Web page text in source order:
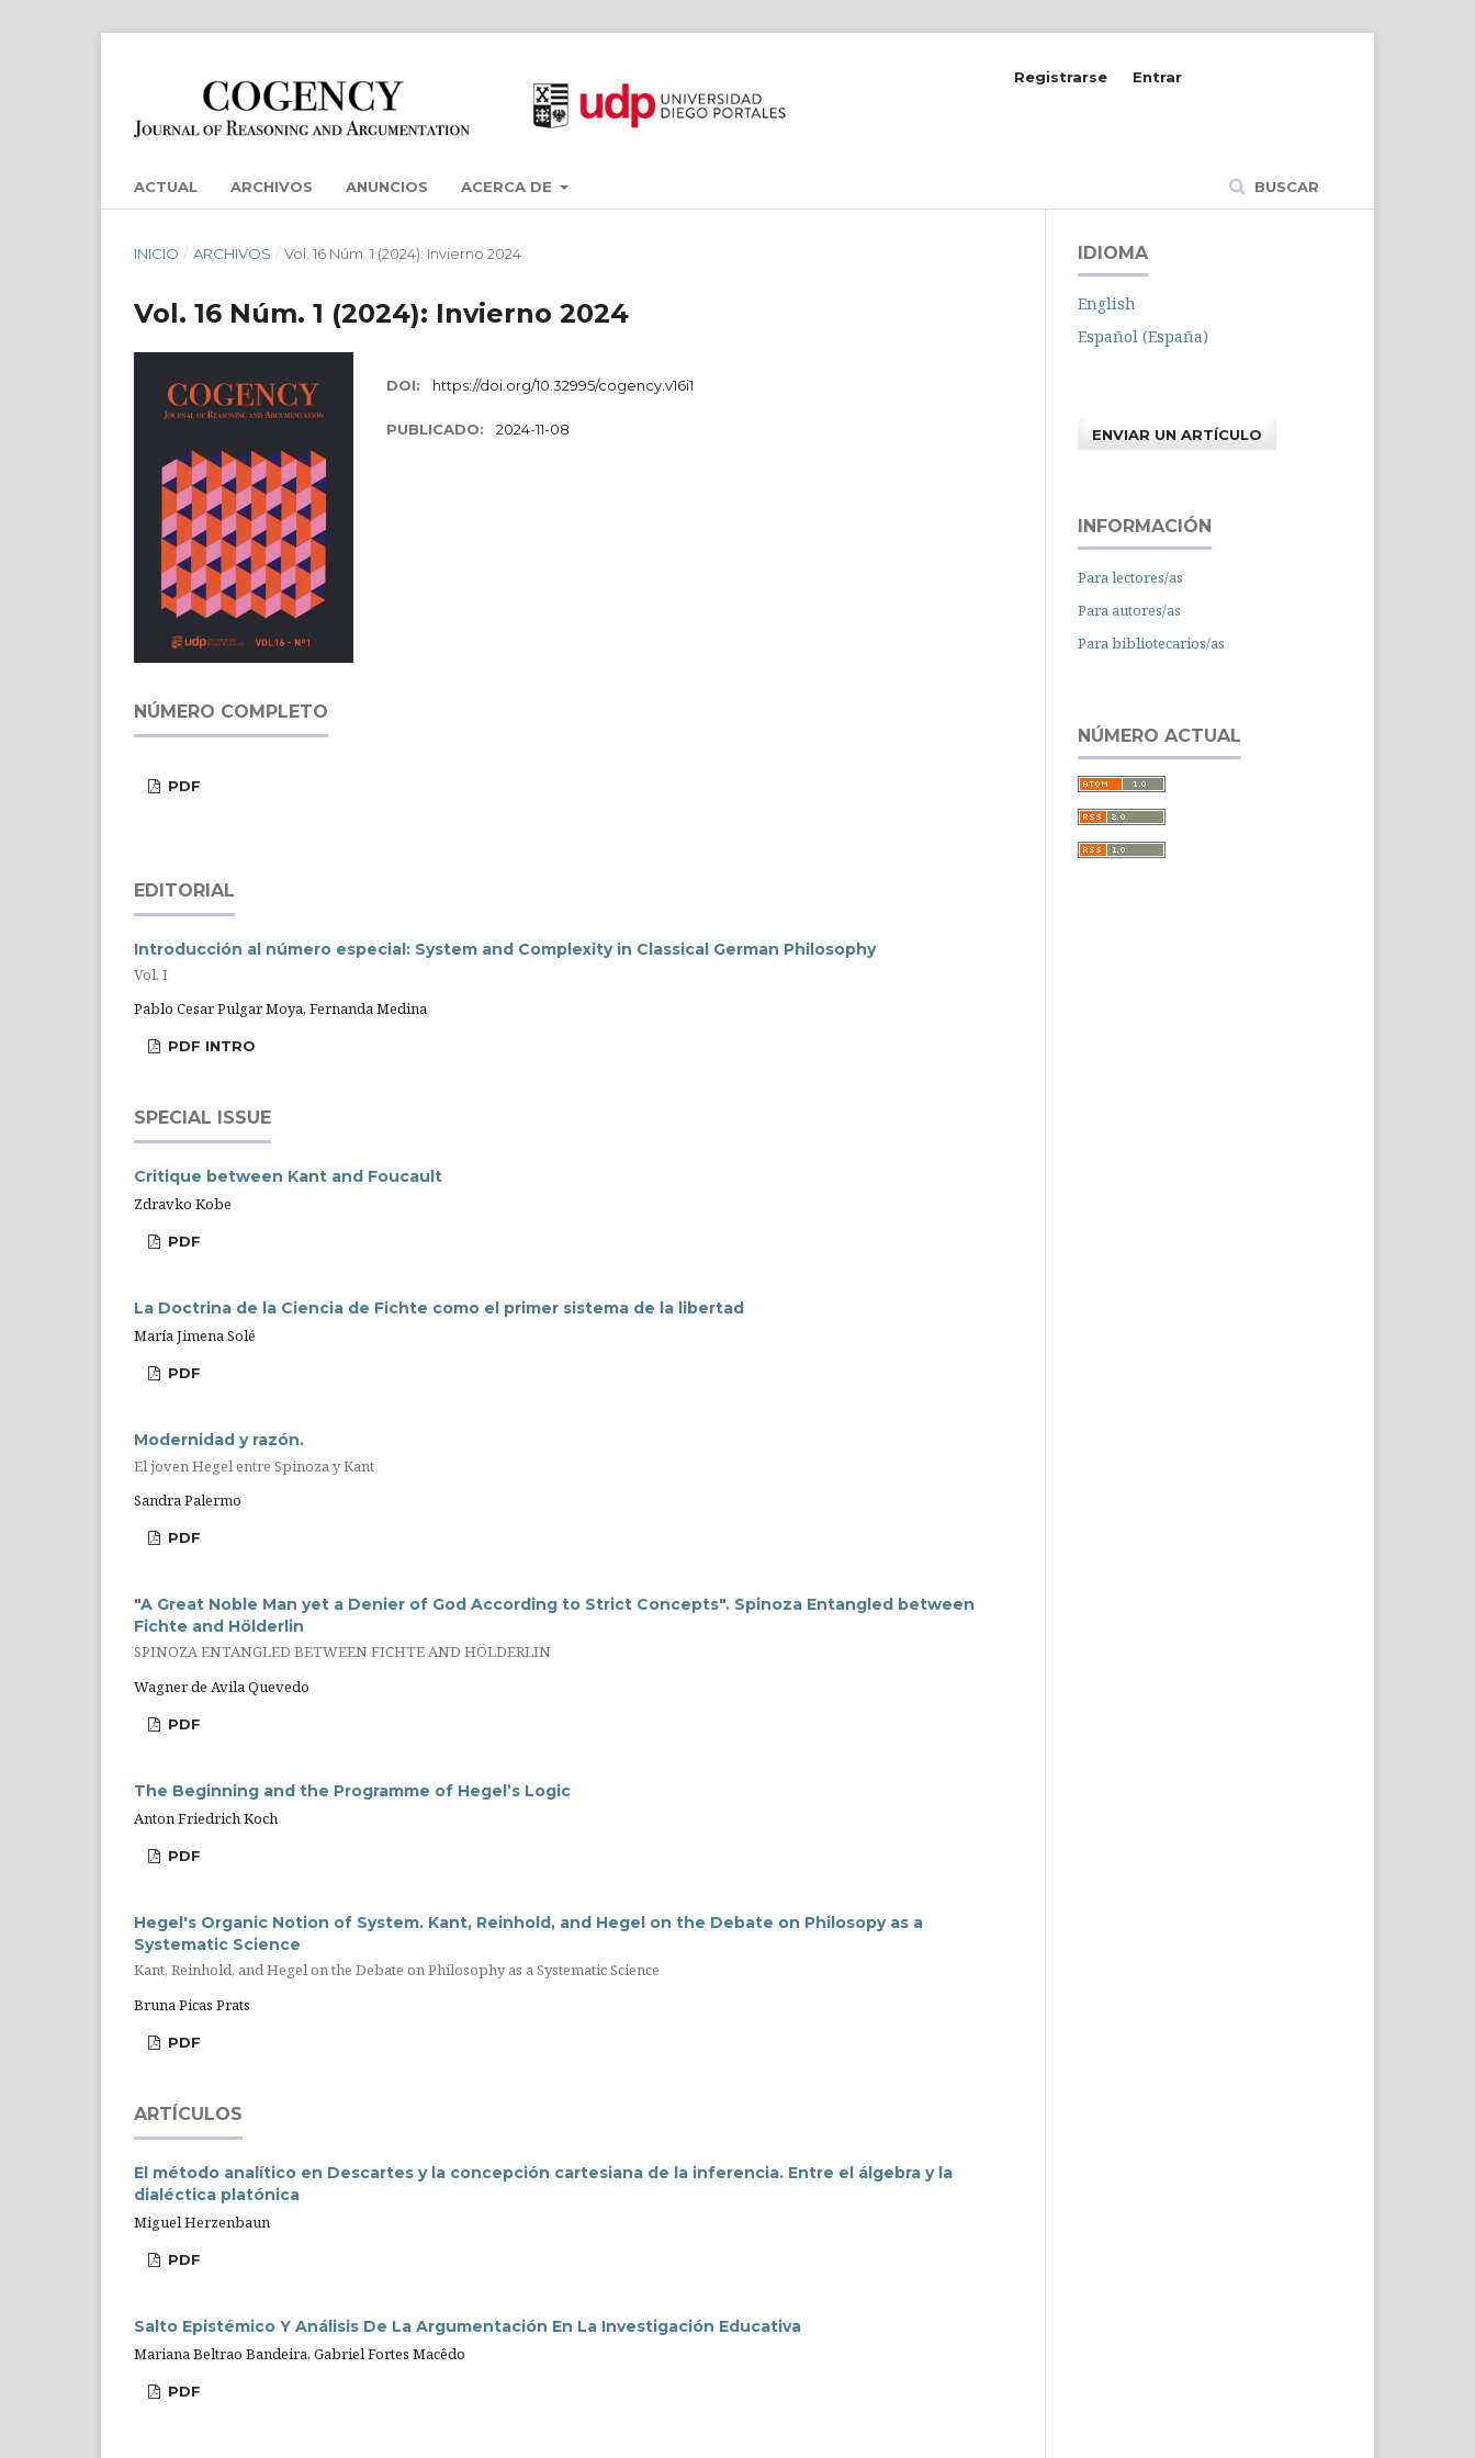
ACTUAL ARCHIVOS ANUNCIOS ACERCA DE BUSCAR
Registrarse Entrar
INICIO / ARCHIVOS / Vol. 16 Núm. 1 (2024): Invierno 2024
Vol. 16 Núm. 1 (2024): Invierno 2024
DOI: https://doi.org/10.32995/cogency.v16i1
PUBLICADO: 2024-11-08
NÚMERO COMPLETO
PDF
EDITORIAL
Introducción al número especial: System and Complexity in Classical German Philosophy
Vol. I
Pablo Cesar Pulgar Moya, Fernanda Medina
PDF INTRO
SPECIAL ISSUE
Critique between Kant and Foucault
Zdravko Kobe
PDF
La Doctrina de la Ciencia de Fichte como el primer sistema de la libertad
María Jimena Solé
PDF
Modernidad y razón.
El joven Hegel entre Spinoza y Kant
Sandra Palermo
PDF
"A Great Noble Man yet a Denier of God According to Strict Concepts". Spinoza Entangled between
Fichte and Hölderlin
SPINOZA ENTANGLED BETWEEN FICHTE AND HÖLDERLIN
Wagner de Avila Quevedo
PDF
The Beginning and the Programme of Hegel’s Logic
Anton Friedrich Koch
PDF
Hegel's Organic Notion of System. Kant, Reinhold, and Hegel on the Debate on Philosopy as a
Systematic Science
Kant, Reinhold, and Hegel on the Debate on Philosophy as a Systematic Science
Bruna Picas Prats
PDF
ARTÍCULOS
El método analítico en Descartes y la concepción cartesiana de la inferencia. Entre el álgebra y la
dialéctica platónica
Miguel Herzenbaun
PDF
Salto Epistémico Y Análisis De La Argumentación En La Investigación Educativa
Mariana Beltrao Bandeira, Gabriel Fortes Macêdo
PDF
IDIOMA
English
Español (España)
ENVIAR UN ARTÍCULO
INFORMACIÓN
Para lectores/as
Para autores/as
Para bibliotecarios/as
NÚMERO ACTUAL